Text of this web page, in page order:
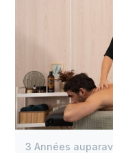
3 Années